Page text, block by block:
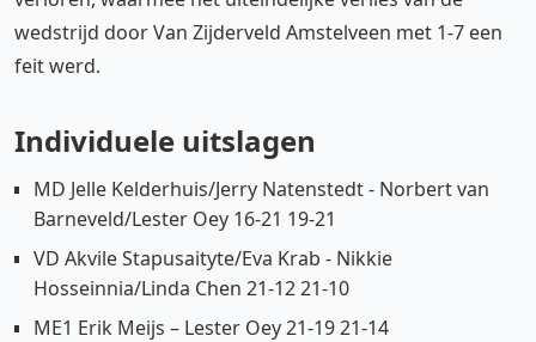
wedstrijd door Van Zijderveld Amstelveen met 1-7 een
feit werd.
Individuele uitslagen
MD Jelle Kelderhuis/Jerry Natenstedt - Norbert van
Barneveld/Lester Oey 16-21 19-21
VD Akvile Stapusaityte/Eva Krab - Nikkie
Hosseinnia/Linda Chen 21-12 21-10
ME1 Erik Meijs – Lester Oey 21-19 21-14